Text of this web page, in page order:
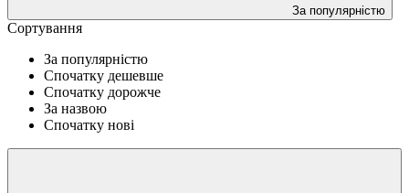
За популярністю
Сортування
За популярністю
Спочатку дешевше
Cпочатку дорожче
За назвою
Спочатку нові